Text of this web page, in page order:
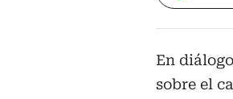
En
sobre el